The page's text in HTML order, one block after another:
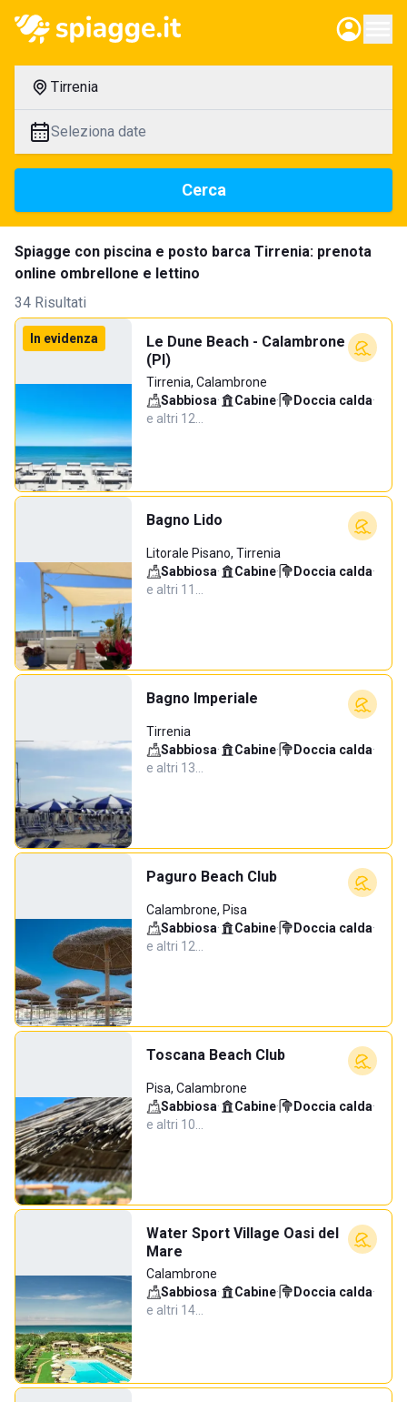
Tirrenia
Seleziona date
Cerca
Spiagge con piscina e posto barca Tirrenia: prenota
online ombrellone e lettino
34 Risultati
In evidenza
Le Dune Beach - Calambrone
(PI)
Tirrenia, Calambrone
Sabbiosa· Cabine· Doccia calda·
e altri 12…
Bagno Lido
Litorale Pisano, Tirrenia
Sabbiosa· Cabine· Doccia calda·
e altri 11…
Bagno Imperiale
Tirrenia
Sabbiosa· Cabine· Doccia calda·
e altri 13…
Paguro Beach Club
Calambrone, Pisa
Sabbiosa· Cabine· Doccia calda·
e altri 12…
Toscana Beach Club
Pisa, Calambrone
Sabbiosa· Cabine· Doccia calda·
e altri 10…
Water Sport Village Oasi del
Mare
Calambrone
Sabbiosa· Cabine· Doccia calda·
e altri 14…